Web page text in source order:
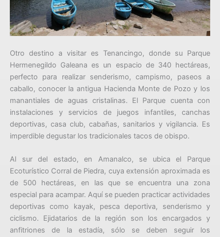
Otro destino a visitar es Tenancingo, donde su Parque
Hermenegildo Galeana es un espacio de 340 hectáreas,
perfecto para realizar senderismo, campismo, paseos a
caballo, conocer la antigua Hacienda Monte de Pozo y los
manantiales de aguas cristalinas. El Parque cuenta con
instalaciones y servicios de juegos infantiles, canchas
deportivas, casa club, cabañas, sanitarios y vigilancia. Es
imperdible degustar los tradicionales tacos de obispo.
Al sur del estado, en Amanalco, se ubica el Parque
Ecoturístico Corral de Piedra, cuya extensión aproximada es
de 500 hectáreas, en las que se encuentra una zona
especial para acampar. Aquí se pueden practicar actividades
deportivas como kayak, pesca deportiva, senderismo y
ciclismo. Ejidatarios de la región son los encargados y
anfitriones de la estadía, sólo se deben seguir los